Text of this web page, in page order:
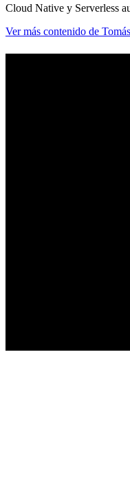
Cloud Native y Serverless
Ver más contenido de